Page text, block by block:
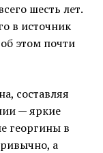
шесть лет.
в источник
этом почти
составляя
— яркие
георгины в
а